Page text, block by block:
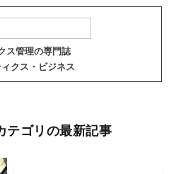
ス管理の専門誌
クス・ビジネス
テゴリの最新記事